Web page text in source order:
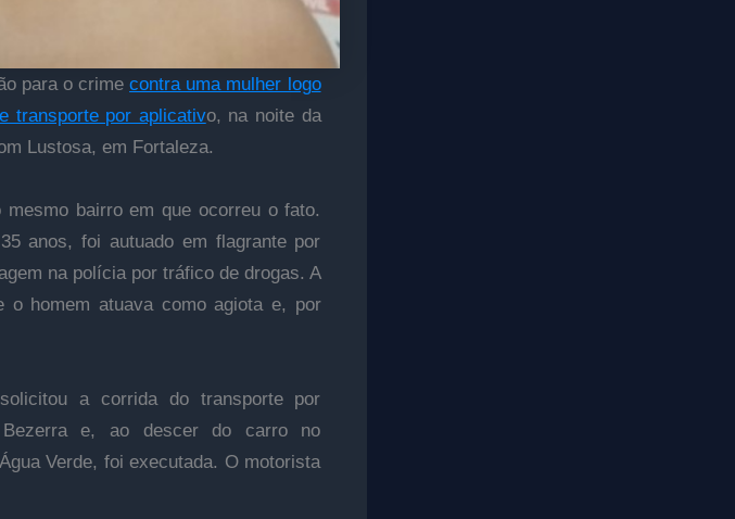
para o crimecontra uma mulher logo
transporte por aplicativo, na noite da
Lustosa, em Fortaleza.
bairro em que ocorreu o fato.
anos, foi autuado em flagrante por
na polícia por tráfico de drogas. A
homem atuava como agiota e, por
a corrida do transporte por
e, ao descer do carro no
Verde, foi executada. O motorista